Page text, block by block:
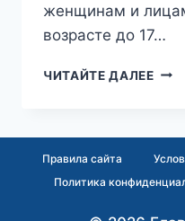
женщинам и
возрасте до 17…
ЧИТАЙТЕ ДАЛЕЕ
Правила сайта
Политика